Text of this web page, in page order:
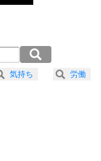
優しさで表現する。
気持ち 労働